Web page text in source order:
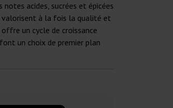
acides, sucrées et épicées
valorisent à la fois la qualité et
un cycle de croissance
un choix de premier plan